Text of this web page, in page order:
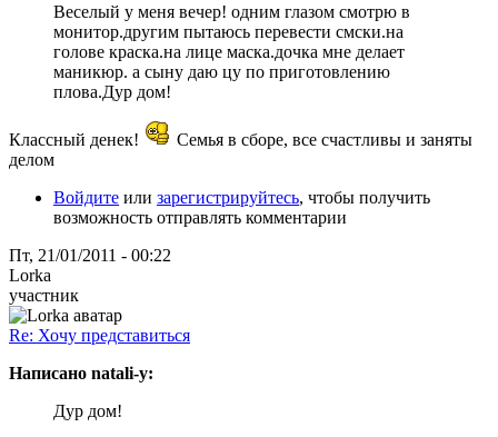
Веселый у меня вечер! одним глазом смотрю в
монитор.другим пытаюсь перевести смски.на
голове краска.на лице маска.дочка мне делает
маникюр. а сыну даю цу по приготовлению
плова.Дур дом!
Классный денек!
Семья в сборе, все счастливы и заняты
делом
Войдите или зарегистрируйтесь, чтобы получить
возможность отправлять комментарии
Пт, 21/01/2011 - 00:22
Lorka
участник
Re: Хочу представиться
Написано natali-y:
Дур дом!